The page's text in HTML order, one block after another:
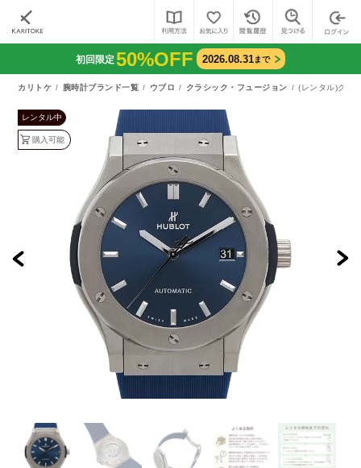
初回限定50%OFF 2026.08.31まで
カリトケ 腕時計ブランド一覧 ウブロ クラシック・フュージョン (レンタル)クラ
レンタル中
購入可能